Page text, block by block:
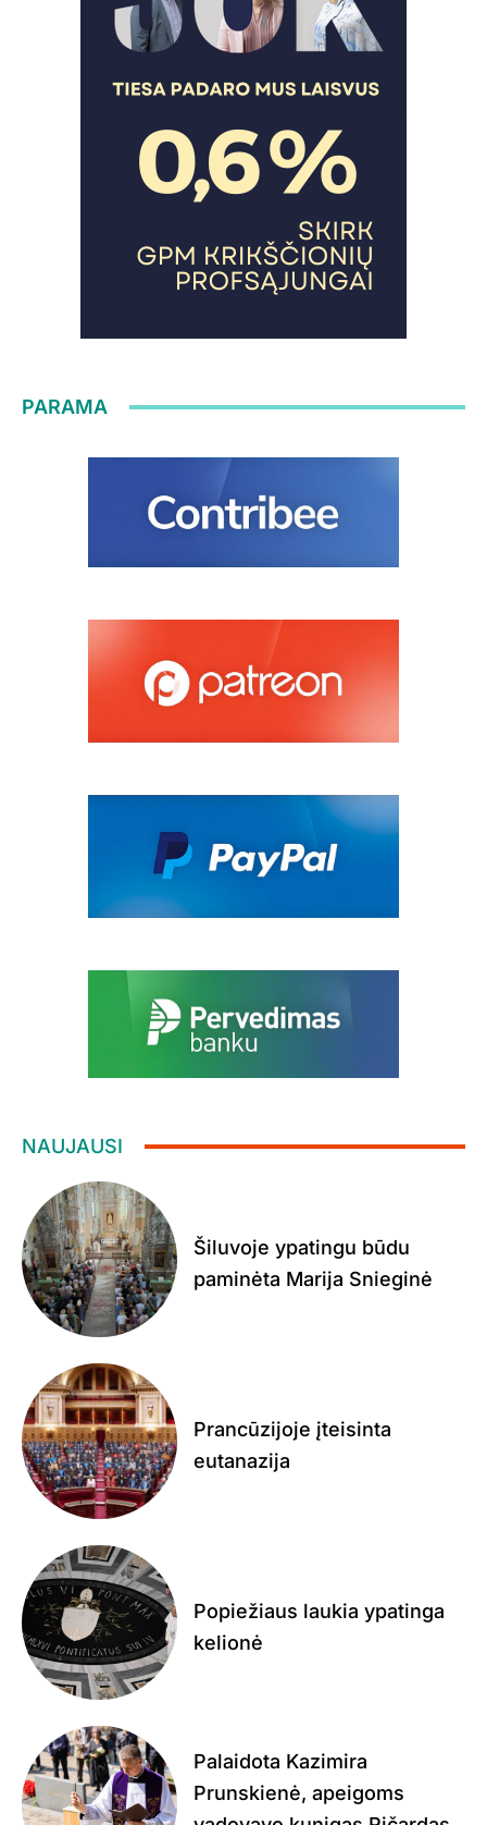
PARAMA
NAUJAUSI
Šiluvoje ypatingu būdu
paminėta Marija Snieginė
Prancūzijoje įteisinta
eutanazija
Popiežiaus laukia ypatinga
kelionė
Palaidota Kazimira
Prunskienė, apeigoms